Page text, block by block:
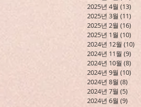
2025년 4월 (13)
2025년 3월 (11)
2025년 2월 (16)
2025년 1월 (10)
2024년 12월 (10)
2024년 11월 (9)
2024년 10월 (8)
2024년 9월 (10)
2024년 8월 (8)
2024년 7월 (5)
2024년 6월 (9)